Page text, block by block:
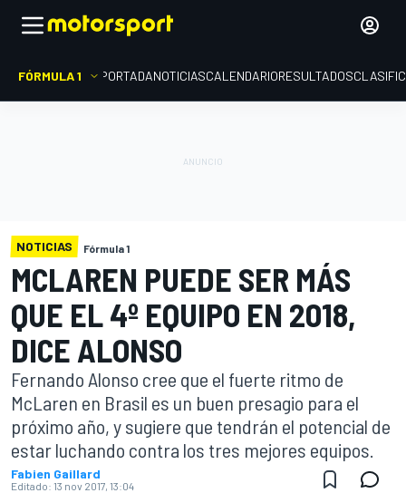
FÓRMULA 1 PORTADANOTICIASCALENDARIORESULTADOS
NOTICIAS Fórmula 1
MCLAREN PUEDE SER MÁS
QUE EL 4º EQUIPO EN 2018,
DICE ALONSO
Fernando Alonso cree que el fuerte ritmo de
McLaren en Brasil es un buen presagio para el
próximo año, y sugiere que tendrán el potencial de
estar luchando contra los tres mejores equipos.
Fabien Gaillard
Editado: 13 nov 2017, 13:04